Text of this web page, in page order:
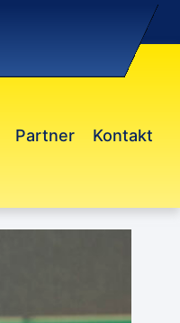
Partner Kontakt